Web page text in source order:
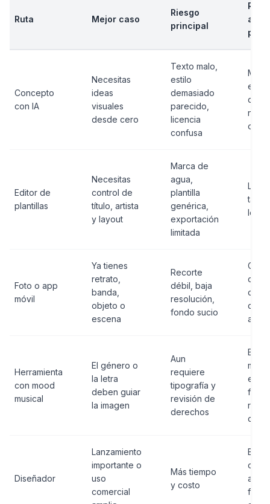
Ruta Mejor caso
Riesgo
principal
Concepto
con IA
Necesitas
ideas
visuales
desde cero
Texto malo,
estilo
demasiado
parecido,
licencia
confusa
de
Editor de
plantillas
Necesitas
control de
título, artista
y layout
Marca de
agua,
plantilla
genérica,
exportación
limitada
Foto o app
móvil
Ya tienes
retrato,
banda,
objeto o
escena
Recorte
débil, baja
resolución,
fondo sucio
del
Herramienta
con mood
musical
El género o
la letra
deben guiar
la imagen
Aun
requiere
tipografía y
revisión de
derechos
Brief
final,
Diseñador
Lanzamiento
importante o
uso
comercial
Más tiempo
y costo
Brief,